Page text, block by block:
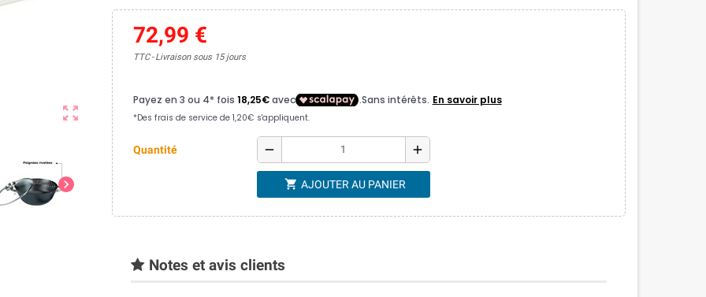
zoom_out_map
chevron_right
72,99 €
TTC Livraison sous 15 jours
Quantité remove add
shopping_cart AJOUTER AU PANIER
Notes et avis clients